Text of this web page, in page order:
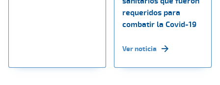
requeridos para
combatir la Covid-19
Ver noticia